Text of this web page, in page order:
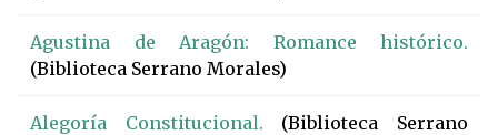
Agustina de Aragón: Romance histórico.
(Biblioteca Serrano Morales)
Alegoría Constitucional. (Biblioteca Serrano